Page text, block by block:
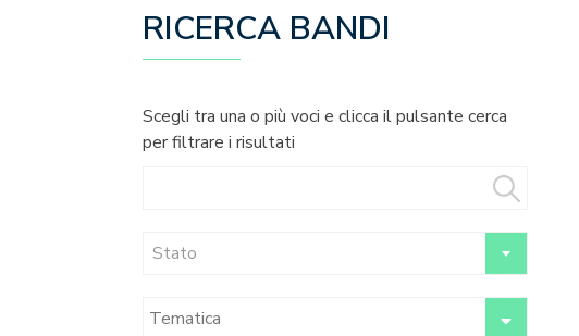
RICERCA BANDI
Scegli tra una o più voci e clicca il pulsante cerca
per filtrare i risultati
Stato